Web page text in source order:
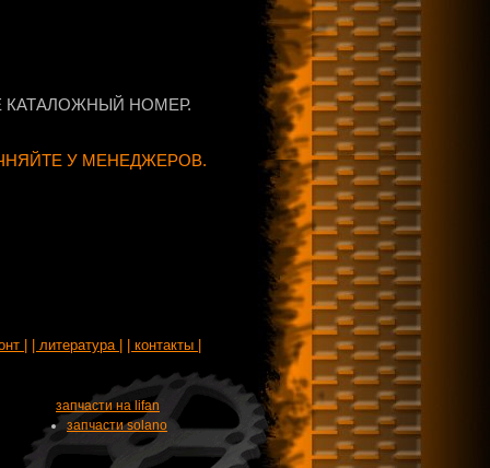
КАТАЛОЖНЫЙ НОМЕР.
У МЕНЕДЖЕРОВ.
| | литература | | контакты |
запчасти на lifan
запчасти solano